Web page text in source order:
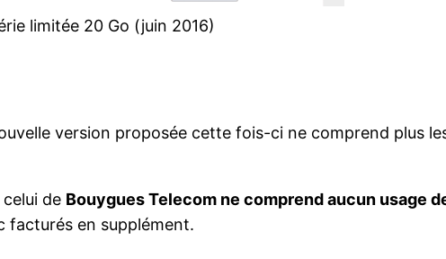
limitée 20 Go (juin 2016)
version proposée cette fois-ci ne comprend plus
celui de Bouygues Telecom ne comprend aucun usage
facturés en supplément.